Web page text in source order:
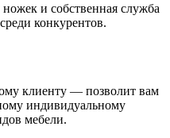
и собственная служба
конкурентов.
клиенту — позволит вам
индивидуальному
мебели.